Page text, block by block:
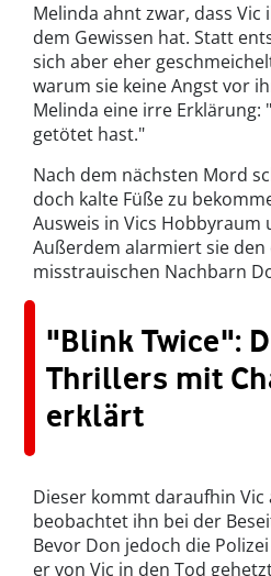
Melinda ahnt zwar, dass Vic
dem Gewissen hat. Statt
sich aber eher
warum sie keine Angst vor
Melinda eine irre Erklärung: "
getötet hast."
Nach dem nächsten Mord
doch kalte Füße zu
Ausweis in Vics Hobbyraum
Außerdem alarmiert sie den
misstrauischen Nachbarn
"Blink Twice":
Thrillers mit
erklärt
Dieser kommt daraufhin Vic
beobachtet ihn bei der
Bevor Don jedoch die
er von Vic in den Tod